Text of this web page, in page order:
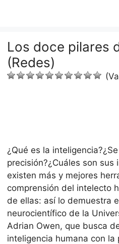
Los doce pilares
(Redes)
¿Qué es la
precisión?¿Cuáles son sus
existen más y mejores
comprensión del intelecto
de ellas: así lo demuestra
neurocientífico de la
Adrian Owen, que busca
inteligencia humana con